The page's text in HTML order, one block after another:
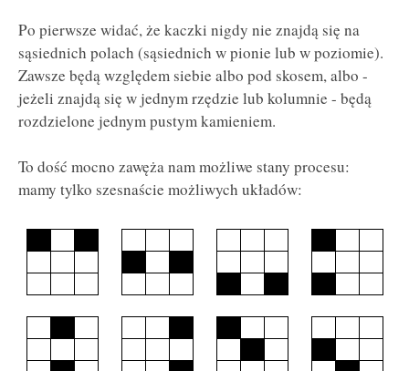
Po pierwsze widać, że kaczki nigdy nie znajdą się na
sąsiednich polach (sąsiednich w pionie lub w poziomie).
Zawsze będą względem siebie albo pod skosem, albo -
jeżeli znajdą się w jednym rzędzie lub kolumnie - będą
rozdzielone jednym pustym kamieniem.
To dość mocno zawęża nam możliwe stany procesu:
mamy tylko szesnaście możliwych układów: